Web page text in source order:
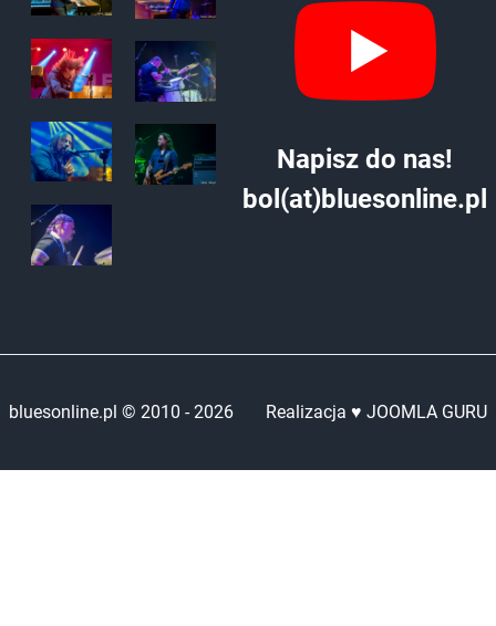
Napisz do nas!
bol(at)bluesonline.pl
bluesonline.pl © 2010 -2026 Realizacja ♥ JOOMLA GURU